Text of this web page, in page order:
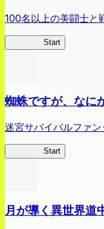
100名以上の美闘士と
Start
蜘蛛ですが、なに
迷宮サバイバルファン
Start
月が導く異世界道